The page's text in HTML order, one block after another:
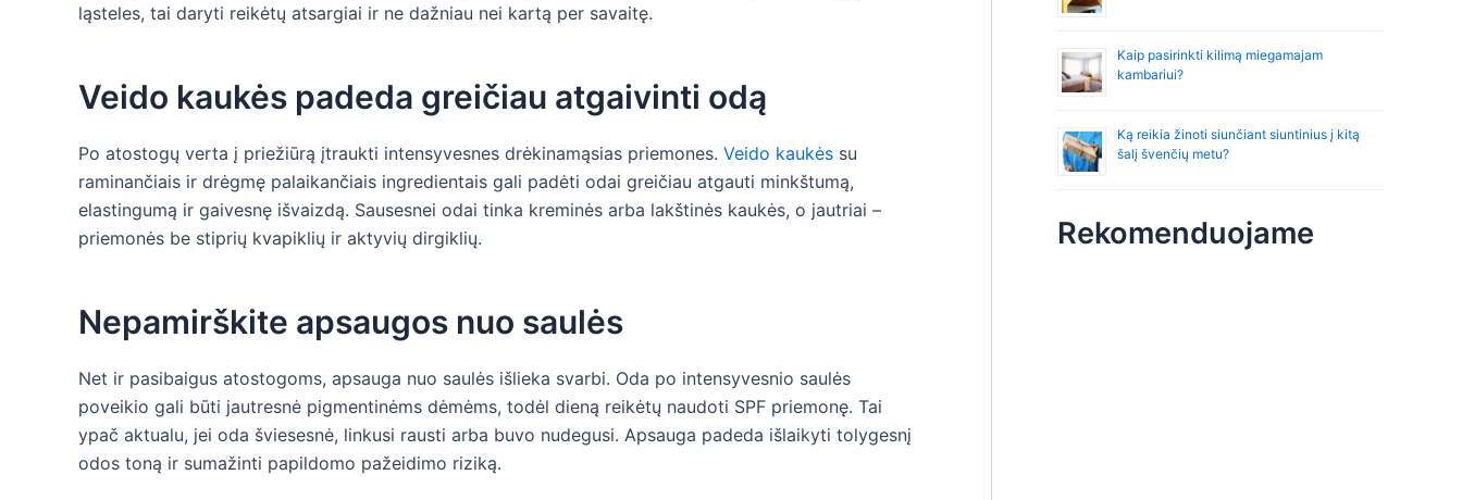
ląsteles, tai daryti reikėtų atsargiai ir ne dažniau nei kartą per savaitę.
Veido kaukės padeda greičiau atgaivinti odą
Po atostogų verta į priežiūrą įtraukti intensyvesnes drėkinamąsias priemones. Veido kaukės su
raminančiais ir drėgmę palaikančiais ingredientais gali padėti odai greičiau atgauti minkštumą,
elastingumą ir gaivesnę išvaizdą. Sausesnei odai tinka kreminės arba lakštinės kaukės, o jautriai –
priemonės be stiprių kvapiklių ir aktyvių dirgiklių.
Nepamirškite apsaugos nuo saulės
Net ir pasibaigus atostogoms, apsauga nuo saulės išlieka svarbi. Oda po intensyvesnio saulės
poveikio gali būti jautresnė pigmentinėms dėmėms, todėl dieną reikėtų naudoti SPF priemonę. Tai
ypač aktualu, jei oda šviesesnė, linkusi rausti arba buvo nudegusi. Apsauga padeda išlaikyti tolygesnį
odos toną ir sumažinti papildomo pažeidimo riziką.
Kaip pasirinkti kilimą miegamajam
kambariui?
Ką reikia žinoti siunčiant siuntinius į kitą
šalį švenčių metu?
Rekomenduojame